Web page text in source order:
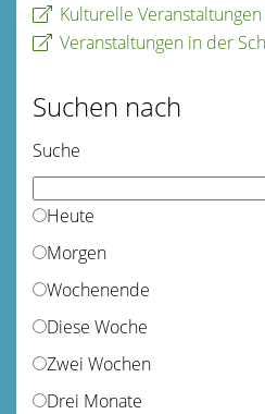
Kulturelle
Veranstaltungen in der
Suchen nach
Suche
Heute
Morgen
Wochenende
Diese Woche
Zwei Wochen
Drei Monate